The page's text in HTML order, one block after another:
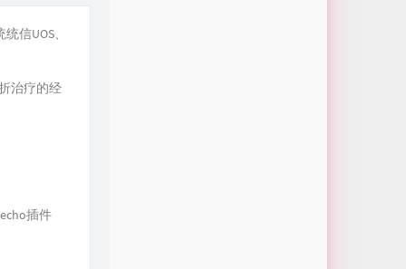
信UOS、
治疗的经
插件